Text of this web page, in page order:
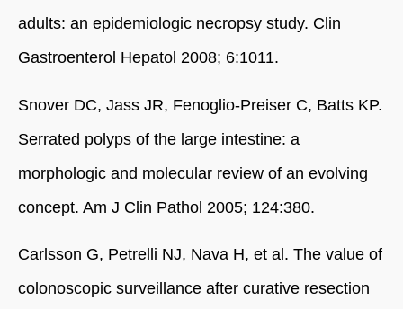
adults: an epidemiologic necropsy study. Clin
Gastroenterol Hepatol 2008; 6:1011.
Snover DC, Jass JR, Fenoglio-Preiser C, Batts KP.
Serrated polyps of the large intestine: a
morphologic and molecular review of an evolving
concept. Am J Clin Pathol 2005; 124:380.
Carlsson G, Petrelli NJ, Nava H, et al. The value of
colonoscopic surveillance after curative resection